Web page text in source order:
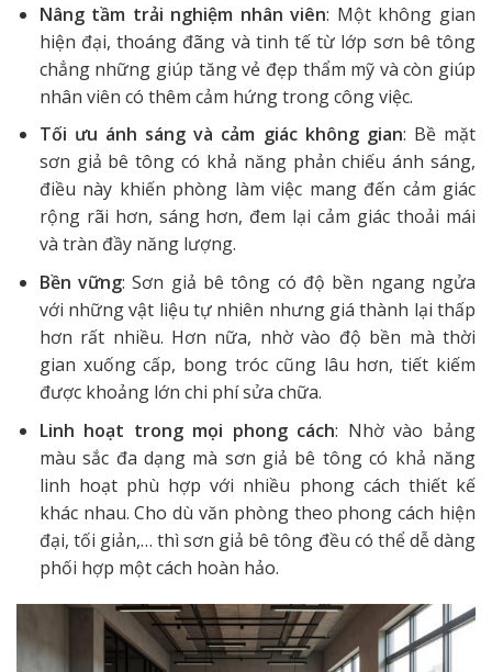
Nâng tầm trải nghiệm nhân viên: Một không gian
hiện đại, thoáng đãng và tinh tế từ lớp sơn bê tông
chẳng những giúp tăng vẻ đẹp thẩm mỹ và còn giúp
nhân viên có thêm cảm hứng trong công việc.
Tối ưu ánh sáng và cảm giác không gian: Bề mặt
sơn giả bê tông có khả năng phản chiếu ánh sáng,
điều này khiến phòng làm việc mang đến cảm giác
rộng rãi hơn, sáng hơn, đem lại cảm giác thoải mái
và tràn đầy năng lượng.
Bền vững: Sơn giả bê tông có độ bền ngang ngửa
với những vật liệu tự nhiên nhưng giá thành lại thấp
hơn rất nhiều. Hơn nữa, nhờ vào độ bền mà thời
gian xuống cấp, bong tróc cũng lâu hơn, tiết kiếm
được khoảng lớn chi phí sửa chữa.
Linh hoạt trong mọi phong cách: Nhờ vào bảng
màu sắc đa dạng mà sơn giả bê tông có khả năng
linh hoạt phù hợp với nhiều phong cách thiết kế
khác nhau. Cho dù văn phòng theo phong cách hiện
đại, tối giản,… thì sơn giả bê tông đều có thể dễ dàng
phối hợp một cách hoàn hảo.